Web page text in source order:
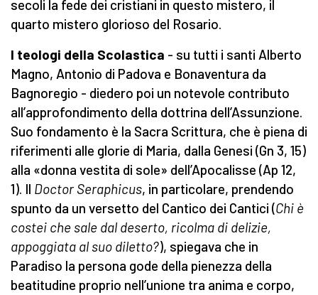
secoli la fede dei cristiani in questo mistero, il
quarto mistero glorioso del Rosario.
I teologi della Scolastica - su tutti i santi Alberto
Magno, Antonio di Padova e Bonaventura da
Bagnoregio - diedero poi un notevole contributo
all’approfondimento della dottrina dell’Assunzione.
Suo fondamento è la Sacra Scrittura, che è piena di
riferimenti alle glorie di Maria, dalla Genesi (Gn 3, 15)
alla «donna vestita di sole» dell’Apocalisse (Ap 12,
1). Il Doctor Seraphicus, in particolare, prendendo
spunto da un versetto del Cantico dei Cantici (Chi è
costei che sale dal deserto, ricolma di delizie,
appoggiata al suo diletto?), spiegava che in
Paradiso la persona gode della pienezza della
beatitudine proprio nell’unione tra anima e corpo,